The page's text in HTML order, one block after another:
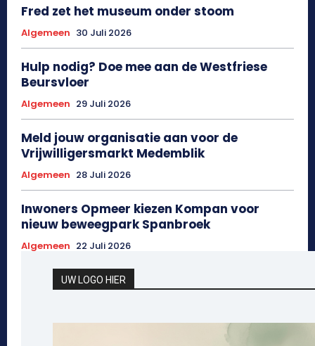
Fred zet het museum onder stoom
Algemeen 30 Juli 2026
Hulp nodig? Doe mee aan de Westfriese
Beursvloer
Algemeen 29 Juli 2026
Meld jouw organisatie aan voor de
Vrijwilligersmarkt Medemblik
Algemeen 28 Juli 2026
Inwoners Opmeer kiezen Kompan voor
nieuw beweegpark Spanbroek
Algemeen 22 Juli 2026
UW LOGO HIER